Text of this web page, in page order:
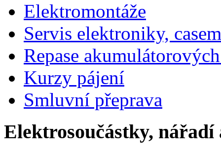
Elektromontáže
Servis elektroniky,
Repase
Kurzy pájení
Smluvní přeprava
Elektrosoučástky, nářadí